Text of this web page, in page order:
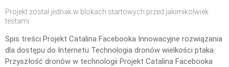
Projekt został jednak w blokach startowych przed jakimikolwiek
testami
Spis treści Projekt Catalina Facebooka Innowacyjne rozwiązania
dla dostępu do Internetu Technologia dronów wielkości ptaka
Przyszłość dronów w technologii Projekt Catalina Facebooka